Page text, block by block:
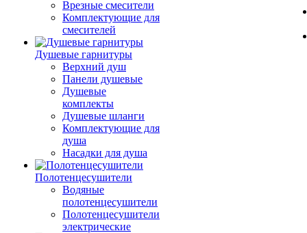
Врезные смесители
Комплектующие для
смесителей
Душевые гарнитуры
Верхний душ
Панели душевые
Душевые
комплекты
Душевые шланги
Комплектующие для
душа
Насадки для душа
Полотенцесушители
Водяные
полотенцесушители
Полотенцесушители
электрические